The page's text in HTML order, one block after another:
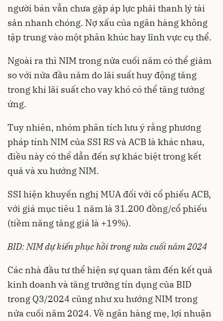
người bán vẫn chưa gặp áp lực phải thanh lý tài
sản nhanh chóng. Nợ xấu của ngân hàng không
tập trung vào một phân khúc hay lĩnh vực cụ thể.
Ngoài ra thì NIM trong nửa cuối năm có thể giảm
so với nửa đầu năm do lãi suất huy động tăng
trong khi lãi suất cho vay khó có thể tăng tướng
ứng.
Tuy nhiên, nhóm phân tích lưu ý rằng phương
pháp tính NIM của SSI RS và ACB là khác nhau,
điều này có thể dẫn đến sự khác biệt trong kết
quả và xu hướng NIM.
SSI hiện khuyến nghị MUA đối với cổ phiếu ACB,
với giá mục tiêu 1 năm là 31.200 đồng/cổ phiếu
(tiềm năng tăng giá là +19%).
BID: NIM dự kiến phục hồi trong nửa cuối năm 2024
Các nhà đầu tư thể hiện sự quan tâm đến kết quả
kinh doanh và tăng trưởng tín dụng của BID
trong Q3/2024 cũng như xu hướng NIM trong
nửa cuối năm 2024. Về ngân hàng mẹ, lợi nhuận